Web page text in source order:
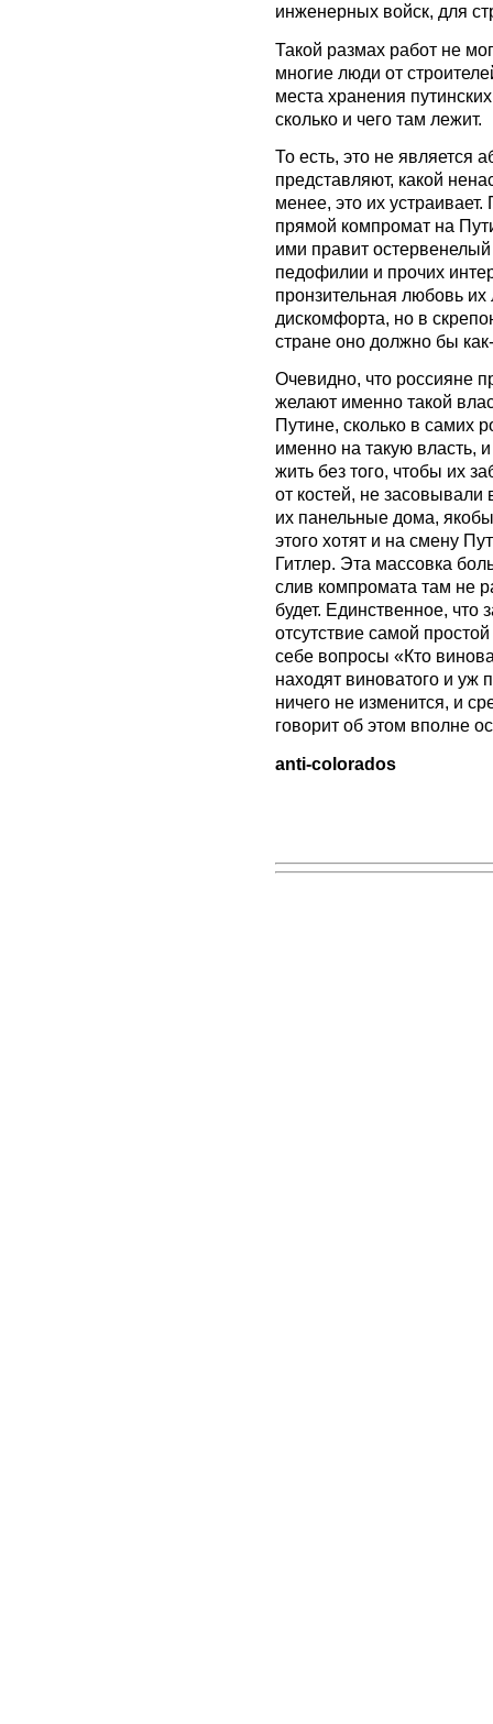
инженерных войск, для
Такой размах работ не
многие люди от
места хранения
сколько и чего там лежит.
То есть, это не является
представляют, какой
менее, это их
прямой компромат на
ими правит
педофилии и прочих
пронзительная любовь
дискомфорта, но в
стране оно должно бы
Очевидно, что россияне
желают именно такой
Путине, сколько в самих
именно на такую власть,
жить без того, чтобы их
от костей, не
их панельные дома,
этого хотят и на смену
Гитлер. Эта массовка
слив компромата там не
будет. Единственное, что
отсутствие самой
себе вопросы «Кто
находят виноватого и уж
ничего не изменится, и
говорит об этом вполне
anti-colorados